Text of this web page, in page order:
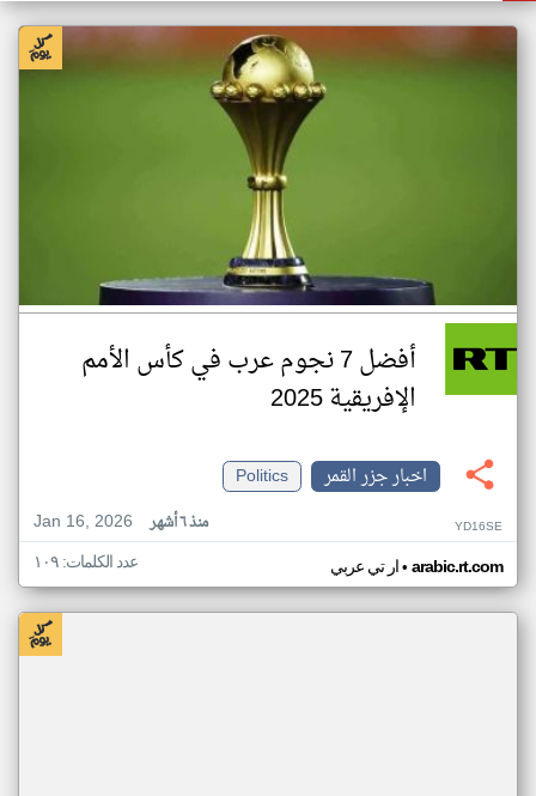
أفضل 7 نجوم عرب في كأس الأمم
الإفريقية 2025
اخبار جزر القمر
Politics
Jan 16, 2026
منذ ٦ أشهر YD16SE
ار تي عربي• arabic.rt.com عدد الكلمات: ١٠٩